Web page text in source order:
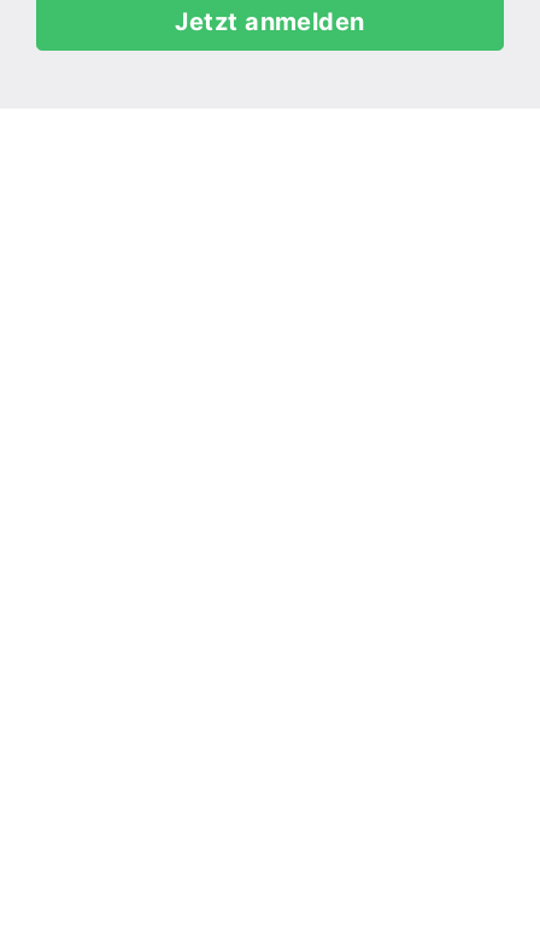
Jetzt anmelden